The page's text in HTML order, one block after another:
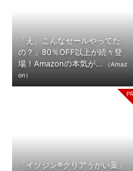
「え、こんなセールやってた
の？」80％OFF以上が続々登
場！Amazonの本気が...
（Amaz
on）
「イソジン®クリアうがい薬」